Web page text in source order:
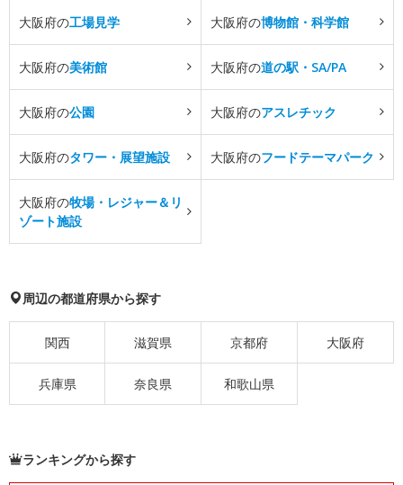
大阪府の工場見学 大阪府の博物館・科学館
大阪府の美術館 大阪府の道の駅・SA/PA
大阪府の公園 大阪府のアスレチック
大阪府のタワー・展望施設 大阪府のフードテーマパーク
大阪府の牧場・レジャー＆リ
ゾート施設
周辺の都道府県から探す
関西 滋賀県 京都府 大阪府
兵庫県 奈良県 和歌山県
ランキングから探す